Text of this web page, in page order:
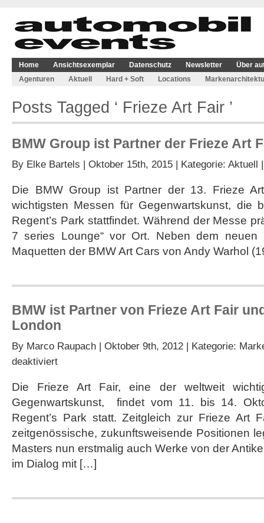
Home Ansichtsexemplar Datenschutz Newsletter
Über
Agenturen
Aktuell Hard + Soft Locations
Posts Tagged ‘ Frieze Art Fair ’
BMW Group ist Partner der Frieze Art
By Elke Bartels | Oktober 15th, 2015 | Kategorie: Aktuell
Die BMW Group ist Partner der 13. Frieze
wichtigsten Messen für Gegenwartskunst, die
Regent’s Park stattfindet. Während der Messe
7 series Lounge“ vor Ort. Neben dem neuen
Maquetten der BMW Art Cars von Andy Warhol
BMW ist Partner von Frieze Art Fair
London
By Marco Raupach | Oktober 9th, 2012 | Kategorie:
deaktiviertfür
Partner
von
Art
Fair
Frieze
Masters
Die Frieze Art Fair, eine der weltweit
Gegenwartskunst, findet vom 11. bis 14.
Regent’s Park statt. Zeitgleich zur Frieze Art
zeitgenössische, zukunftsweisende Positionen
Masters nun erstmalig auch Werke von der
im Dialog mit […]